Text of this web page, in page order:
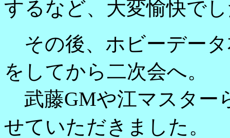
するなど、大変愉快で
その後、ホビーデー
をしてから二次会へ。
武藤GMや江マスター
せていただきました。